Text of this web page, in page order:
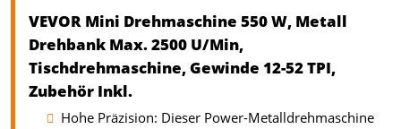
VEVOR Mini Drehmaschine 550 W, Metall
Drehbank Max. 2500 U/Min,
Tischdrehmaschine, Gewinde 12-52 TPI,
Zubehör Inkl.
Hohe Präzision: Dieser Power-Metalldrehmaschine